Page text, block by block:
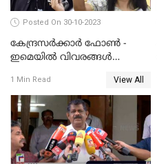
Posted On 30-10-2023
കേന്ദ്രസര്‍ക്കാര്‍ ഫോണ്‍ -
ഇമെയില്‍ വിവരങ്ങള്‍
പ്രതിപക്ഷ നേതാക്കള്‍
1 Min Read View All